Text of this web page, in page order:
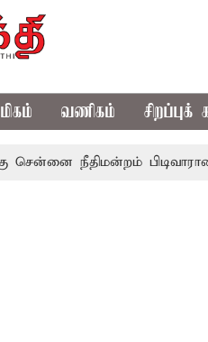
வணிகம்
நீதிமன்றம் பிடிவாராண்ட்